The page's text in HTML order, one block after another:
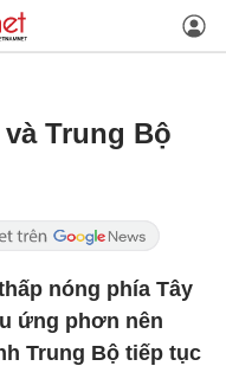
Trung Bộ
nóng phía Tây
ứng phơn nên
Trung Bộ tiếp tục